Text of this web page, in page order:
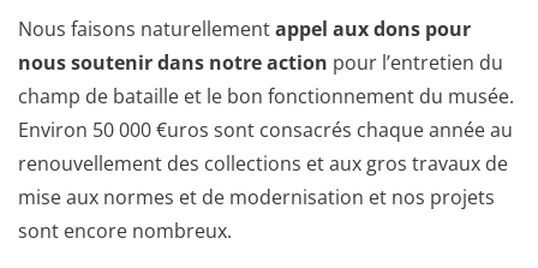
Nous faisons naturellementappel aux dons pour
nous soutenir dans notre action pour l’entretien du
champ de bataille et le bon fonctionnement du musée.
Environ 50 000 €uros sont consacrés chaque année au
renouvellement des collections et aux gros travaux de
mise aux normes et de modernisation et nos projets
sont encore nombreux.